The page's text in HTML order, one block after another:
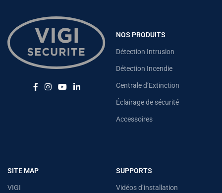
NOS PRODUITS
Détection Intrusion
Détection Incendie
Centrale d’Extinction
Éclairage de sécurité
Accessoires
SITE MAP
VIGI
SUPPORTS
Vidéos d’installation